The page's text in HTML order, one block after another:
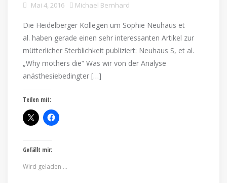
Mai 4, 2016 Michael Bernhard
Die Heidelberger Kollegen um Sophie Neuhaus et
al. haben gerade einen sehr interessanten Artikel zur
mütterlicher Sterblichkeit publiziert: Neuhaus S, et al.
„Why mothers die“ Was wir von der Analyse
anästhesiebedingter […]
Teilen mit:
Gefällt mir:
Wird geladen …